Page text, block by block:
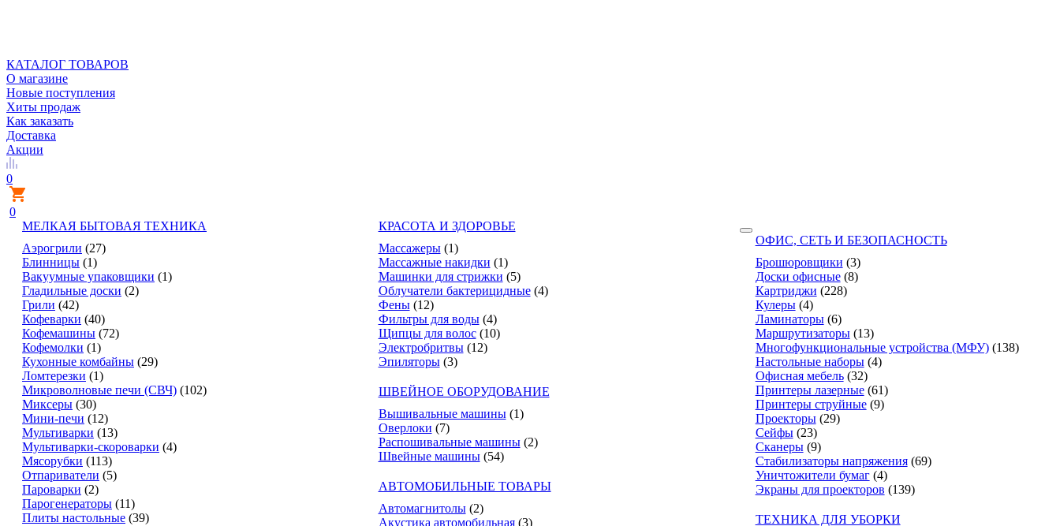
КАТАЛОГ ТОВАРОВ
О магазине
Новые поступления
Хиты продаж
Как заказать
Доставка
Акции
0
0
МЕЛКАЯ БЫТОВАЯ ТЕХНИКА
Аэрогрили (27)
Блинницы (1)
Вакуумные упаковщики (1)
Гладильные доски (2)
Грили (42)
Кофеварки (40)
Кофемашины (72)
Кофемолки (1)
Кухонные комбайны (29)
Ломтерезки (1)
Микроволновые печи (СВЧ) (102)
Миксеры (30)
Мини-печи (12)
Мультиварки (13)
Мультиварки-скороварки (4)
Мясорубки (113)
Отпариватели (5)
Пароварки (2)
Парогенераторы (11)
Плиты настольные (39)
КРАСОТА И ЗДОРОВЬЕ
Массажеры (1)
Массажные накидки (1)
Машинки для стрижки (5)
Облучатели бактерицидные (4)
Фены (12)
Фильтры для воды (4)
Щипцы для волос (10)
Электробритвы (12)
Эпиляторы (3)
ШВЕЙНОЕ ОБОРУДОВАНИЕ
Вышивальные машины (1)
Оверлоки (7)
Распошивальные машины (2)
Швейные машины (54)
АВТОМОБИЛЬНЫЕ ТОВАРЫ
Автомагнитолы (2)
Акустика автомобильная (3)
ОФИС, СЕТЬ И БЕЗОПАСНОСТЬ
Брошюровщики (3)
Доски офисные (8)
Картриджи (228)
Кулеры (4)
Ламинаторы (6)
Маршрутизаторы (13)
Многофункциональные устройства (МФУ) (138)
Настольные наборы (4)
Офисная мебель (32)
Принтеры лазерные (61)
Принтеры струйные (9)
Проекторы (29)
Сейфы (23)
Сканеры (9)
Стабилизаторы напряжения (69)
Уничтожители бумаг (4)
Экраны для проекторов (139)
ТЕХНИКА ДЛЯ УБОРКИ